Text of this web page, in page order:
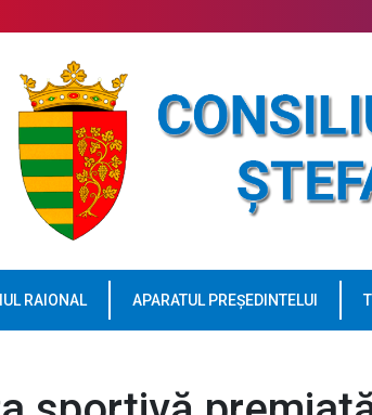
RAIONAL APARATUL PREȘEDINTELUI